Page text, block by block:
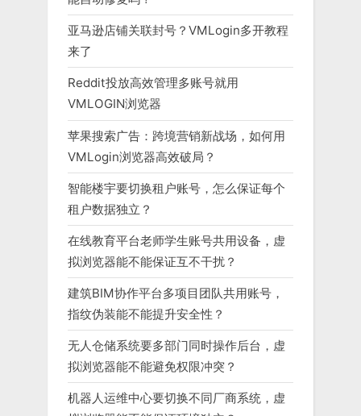
亚马逊店铺关联封号？VMLogin多开教程
来了
Reddit投放高效管理多账号就用
VMLOGIN浏览器
苹果搜索广告：跨境营销新战场，如何用
VMLogin浏览器高效破局？
智能楼宇要切换租户账号，怎么保证每个
租户数据独立？
在线教育平台老师学生账号共用设备，虚
拟浏览器能不能保证互不干扰？
建筑BIM协作平台多项目团队共用账号，
指纹伪装能不能提升安全性？
无人仓储系统要多部门同时操作后台，虚
拟浏览器能不能避免权限冲突？
机器人运维中心要切换不同厂商系统，虚